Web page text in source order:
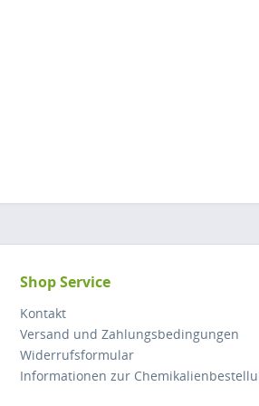
Shop Service
Kontakt
Versand und Zahlungsbedingungen
Widerrufsformular
Informationen zur